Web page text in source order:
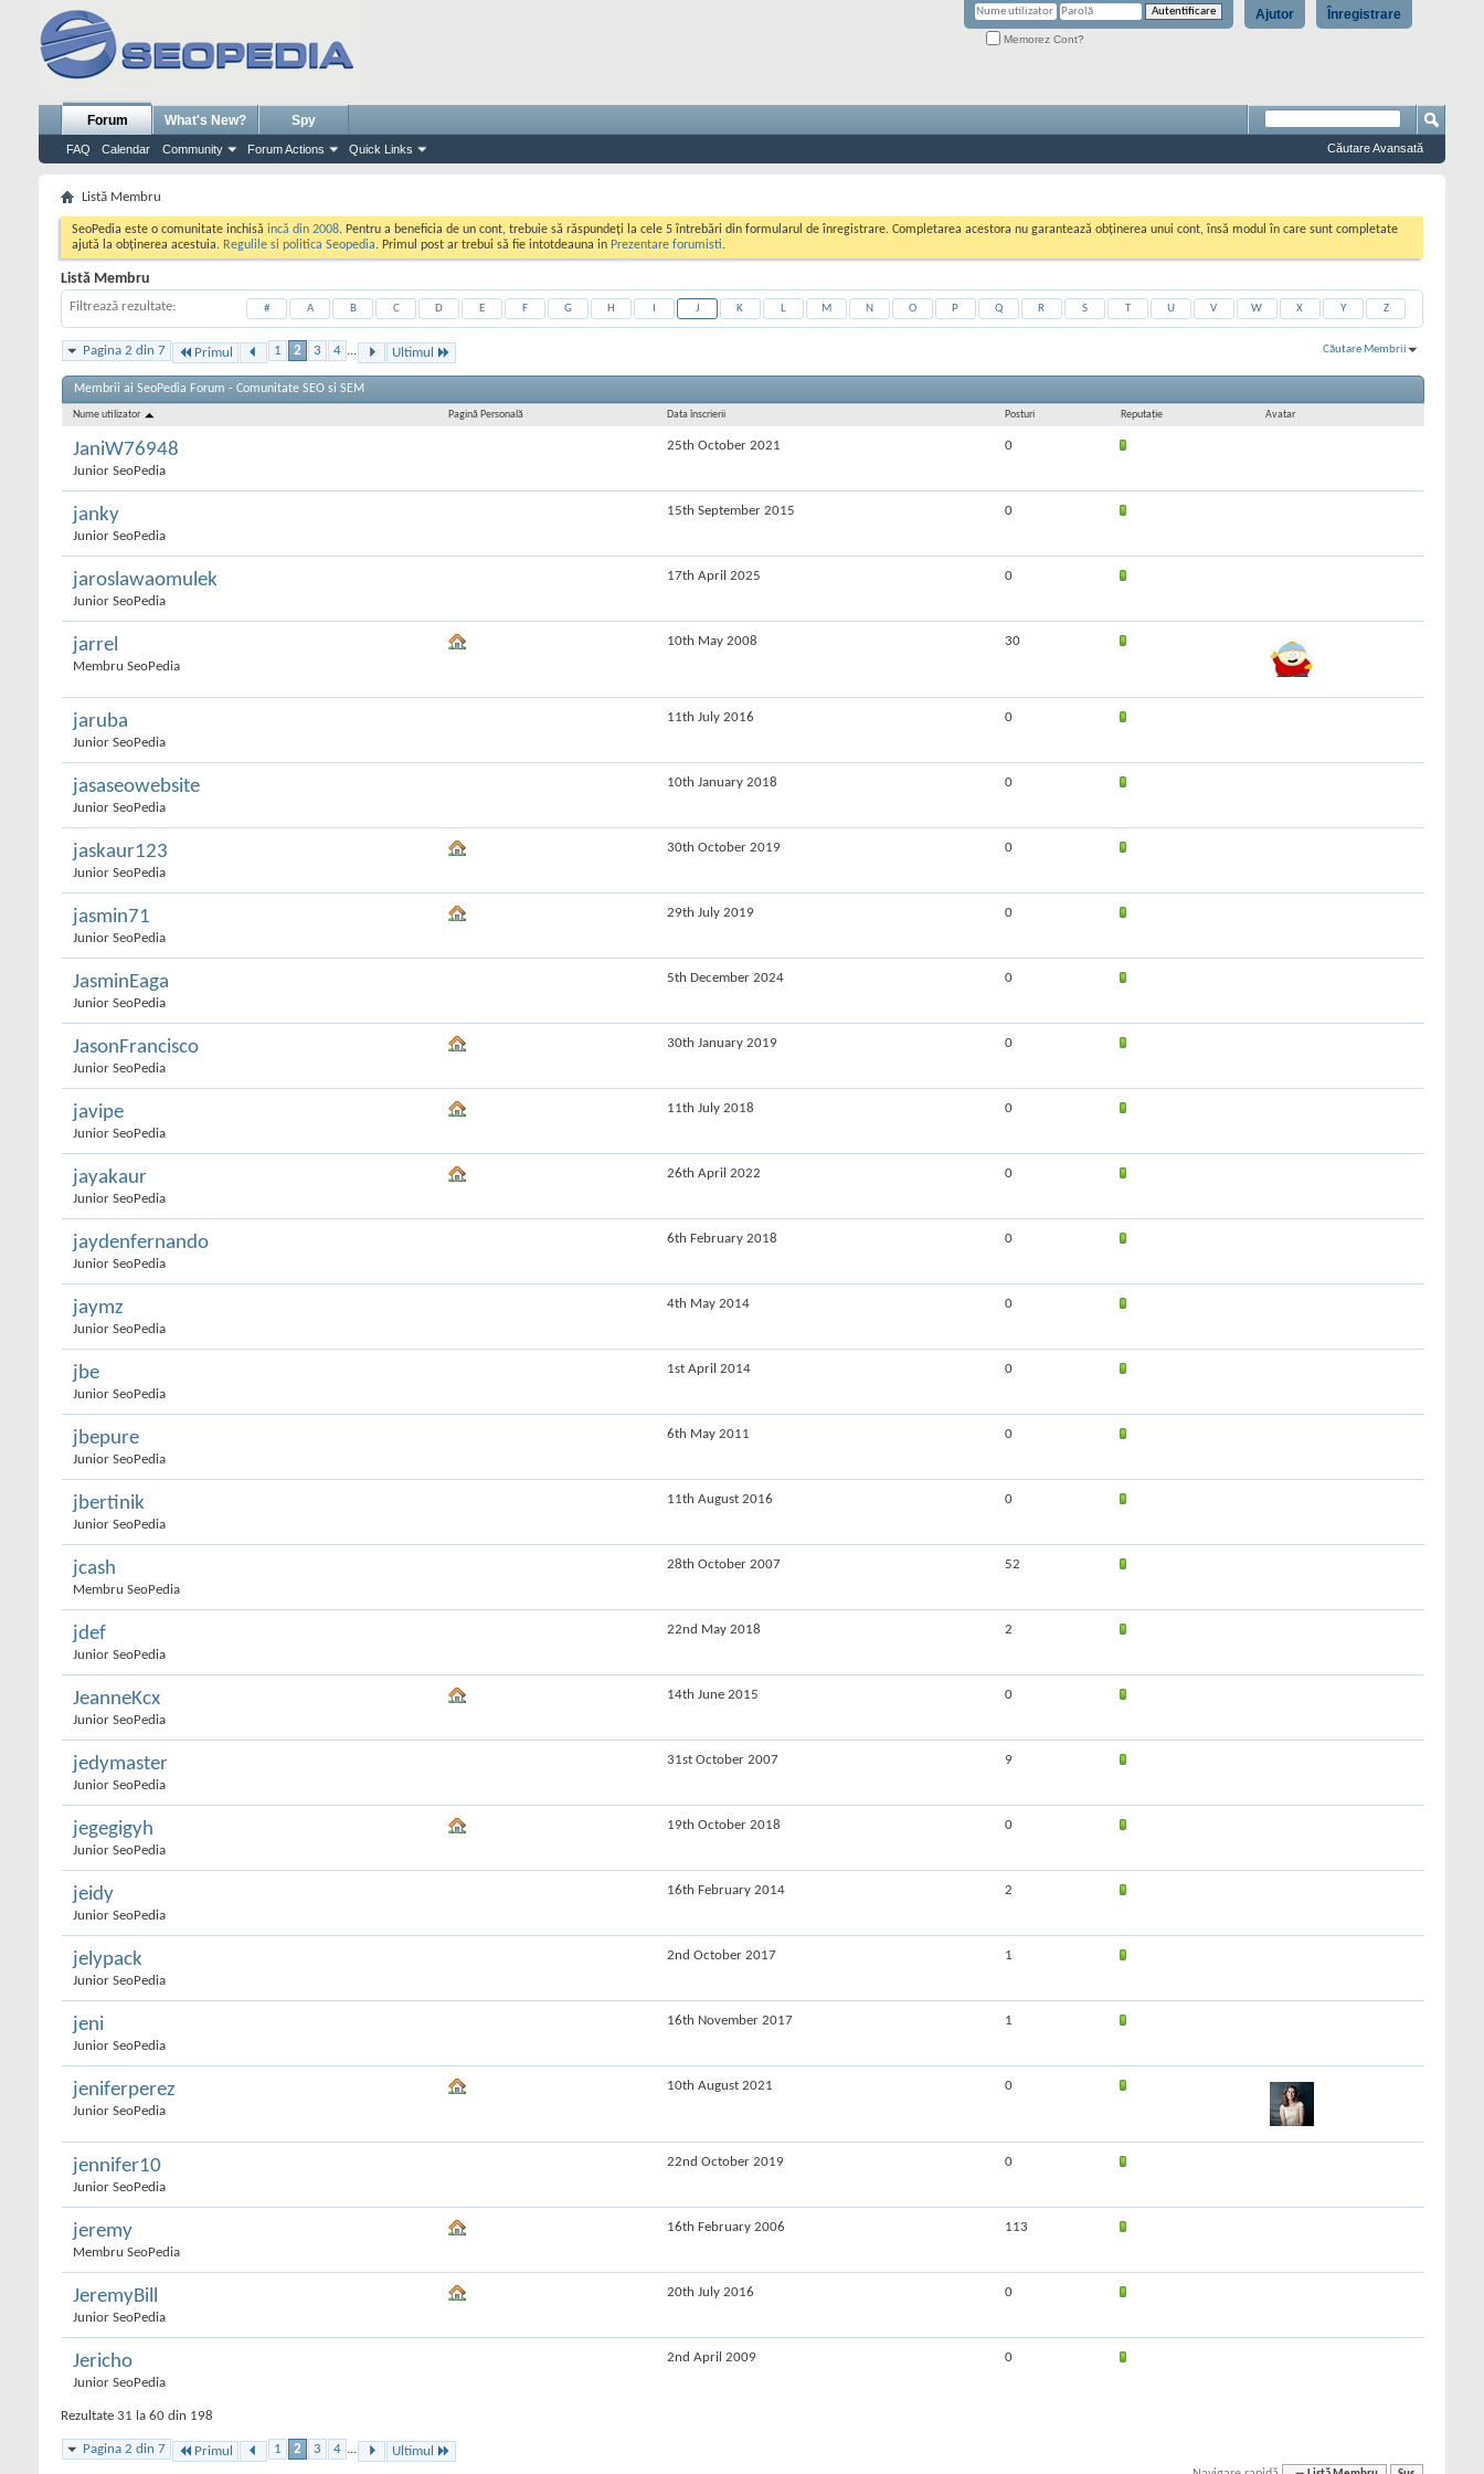
Înregistrare
Ajutor
Memorez Cont?
Forum
FAQ Calendar Community Forum Actions Quick Links
What's New? Spy
Căutare Avansată
Listă Membru
SeoPedia este o comunitate inchisă incă din 2008. Pentru a beneficia de un cont, trebuie să răspundeți la cele 5 întrebări din formularul de înregistrare. Completarea acestora nu garantează obținerea unui cont, însă modul în care sunt completate
ajută la obținerea acestuia. Regulile si politica Seopedia. Primul post ar trebui să fie intotdeauna in Prezentare forumisti.
Listă Membru
Filtrează rezultate # A B C D E F G H J K L M N O P Q R S T U V W X Y Z
Pagina 2 din 7 Primul 1 2 3 4 ... Ultimul Căutare Membrii
Membrii ai SeoPedia Forum - Comunitate SEO si SEM
Nume utilizator Pagină Personală Data înscrierii Posturi Reputaţie Avatar
JaniW76948
Junior SeoPedia
25th October 2021 0
janky
Junior SeoPedia
15th September 2015 0
jaroslawaomulek
Junior SeoPedia
17th April 2025 0
jarrel
Membru SeoPedia
10th May 2008 30
jaruba
Junior SeoPedia
11th July 2016 0
jasaseowebsite
Junior SeoPedia
10th January 2018 0
jaskaur123
Junior SeoPedia
30th October 2019 0
jasmin71
Junior SeoPedia
29th July 2019 0
JasminEaga
Junior SeoPedia
5th December 2024 0
JasonFrancisco
Junior SeoPedia
30th January 2019 0
javipe
Junior SeoPedia
11th July 2018 0
jayakaur
Junior SeoPedia
26th April 2022 0
jaydenfernando
Junior SeoPedia
6th February 2018 0
jaymz
Junior SeoPedia
4th May 2014 0
jbe
Junior SeoPedia
1st April 2014 0
jbepure
Junior SeoPedia
6th May 2011 0
jbertinik
Junior SeoPedia
11th August 2016 0
jcash
Membru SeoPedia
28th October 2007 52
jdef
Junior SeoPedia
22nd May 2018 2
JeanneKcx
Junior SeoPedia
14th June 2015 0
jedymaster
Junior SeoPedia
31st October 2007 9
jegegigyh
Junior SeoPedia
19th October 2018 0
jeidy
Junior SeoPedia
16th February 2014 2
jelypack
Junior SeoPedia
2nd October 2017 1
jeni
Junior SeoPedia
16th November 2017 1
jeniferperez
Junior SeoPedia
10th August 2021 0
jennifer10
Junior SeoPedia
22nd October 2019 0
jeremy
Membru SeoPedia
16th February 2006 113
JeremyBill
Junior SeoPedia
20th July 2016 0
Jericho
Junior SeoPedia
2nd April 2009 0
Rezultate 31 la 60 din 198
Pagina 2 din 7 Primul 1 2 3 4 ... Ultimul